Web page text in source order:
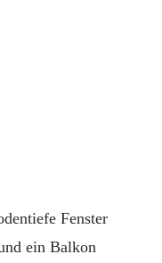
Fenster
ein Balkon